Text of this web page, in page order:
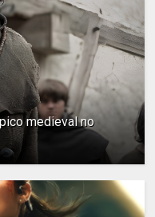
medieval no